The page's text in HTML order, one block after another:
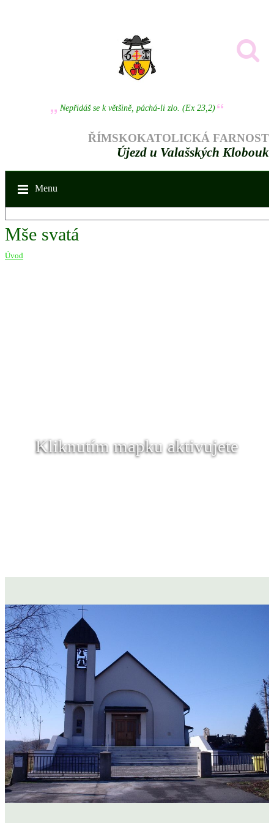
Nepřidáš se k většině, páchá-li zlo. (Ex 23,2)
ŘÍMSKOKATOLICKÁ FARNOST
Újezd u Valašských Klobouk
Menu
Mše svatá
Úvod
Kliknutím mapku aktivujete